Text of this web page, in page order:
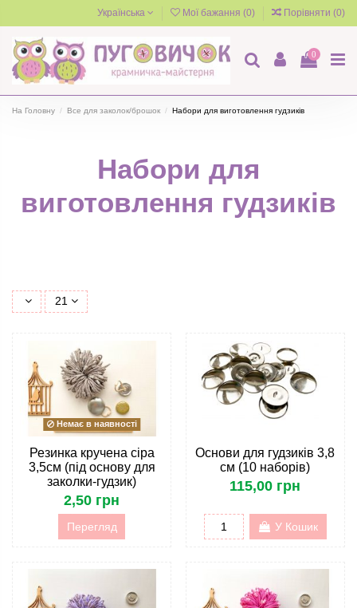
Українська Мої бажання (0) Порівняти (0)
0
На Головну Все для заколок/брошок Набори для виготовлення гудзиків
Набори для
виготовлення гудзиків
21
Немає в наявності
Резинка кручена сіра
3,5см (під основу для
заколки-гудзик)
2,50 грн
Перегляд
Основи для гудзиків 3,8
см (10 наборів)
115,00 грн
У Кошик